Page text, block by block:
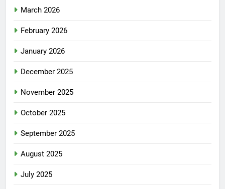
March 2026
February 2026
January 2026
December 2025
November 2025
October 2025
September 2025
August 2025
July 2025